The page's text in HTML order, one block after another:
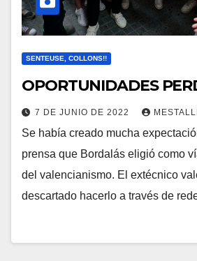
SENTEUSE, COLLONS!!
OPORTUNIDADES
7 DE JUNIO DE 2022
Se había creado mucha
prensa que Bordalás eligió como
del valencianismo. El extécnico
descartado hacerlo a través de